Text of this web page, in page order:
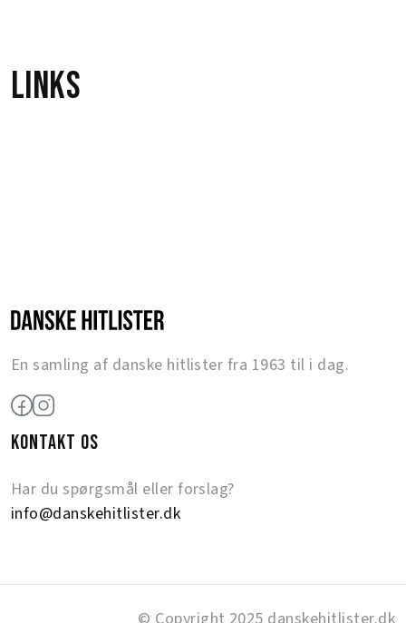
Links
En samling af danske hitlister fra 1963 til i dag.
KONTAKT OS
Har du spørgsmål eller forslag?
info@danskehitlister.dk